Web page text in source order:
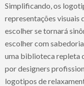
Simplificando, os
representações visuais
escolher se tornará
escolher com
uma biblioteca repleta
por designers
logotipos de